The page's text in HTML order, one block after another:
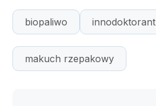
biopaliwo innodoktorant
makuch rzepakowy